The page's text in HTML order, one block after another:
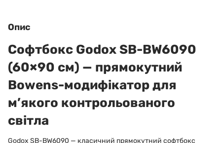
Опис
Софтбокс Godox SB-BW6090
(60×90 см) — прямокутний
Bowens-модифікатор для
м’якого контрольованого
світла
Godox SB-BW6090 — класичний прямокутний софтбокс